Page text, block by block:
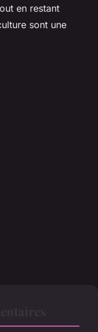
en restant
sont une